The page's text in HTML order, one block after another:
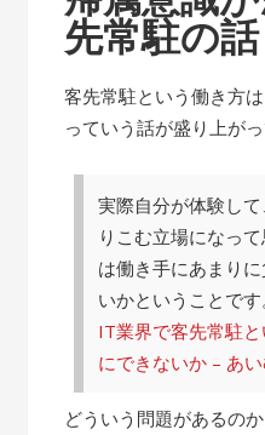
先常駐の話
客先常駐という働き方
っていう話が盛り上がっ
実際自分が体験し
りこむ立場になっ
は働き手にあまり
いかということです
IT業界で客先常駐
にできないか – あ
どういう問題があるの